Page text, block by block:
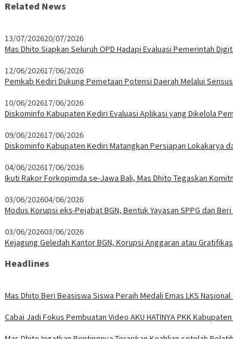
Related News
13/07/202620/07/2026
Mas Dhito Siapkan Seluruh OPD Hadapi Evaluasi Pemerintah
12/06/202617/06/2026
Pemkab Kediri Dukung Pemetaan Potensi Daerah Melalui
10/06/202617/06/2026
Diskominfo Kabupaten Kediri Evaluasi Aplikasi yang Dikelola
09/06/202617/06/2026
Diskominfo Kabupaten Kediri Matangkan Persiapan Lokakarya
04/06/202617/06/2026
Ikuti Rakor Forkopimda se-Jawa Bali, Mas Dhito Tegaskan
03/06/202604/06/2026
Modus Korupsi eks-Pejabat BGN, Bentuk Yayasan SPPG dan
03/06/202603/06/2026
Kejagung Geledah Kantor BGN, Korupsi Anggaran atau
Headlines
Mas Dhito Beri Beasiswa Siswa Peraih Medali Emas LKS Nasional
Cabai Jadi Fokus Pembuatan Video AKU HATINYA PKK